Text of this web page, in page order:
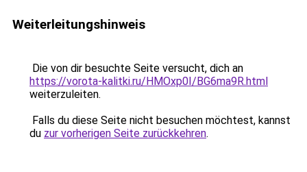
Weiterleitungshinweis
Die von dir besuchte Seite versucht, dich an
https://vorota-kalitki.ru/HMOxp0I/BG6ma9R.html
weiterzuleiten.
Falls du diese Seite nicht besuchen möchtest, kannst
du zur vorherigen Seite zurückkehren.